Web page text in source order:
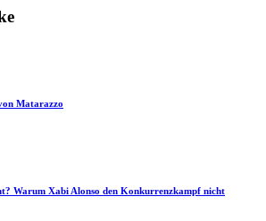
Matarazzo
Warum Xabi Alonso den Konkurrenzkampf nicht